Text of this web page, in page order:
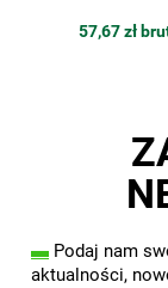
57,67 zł
▬ Podaj nam
aktualności,